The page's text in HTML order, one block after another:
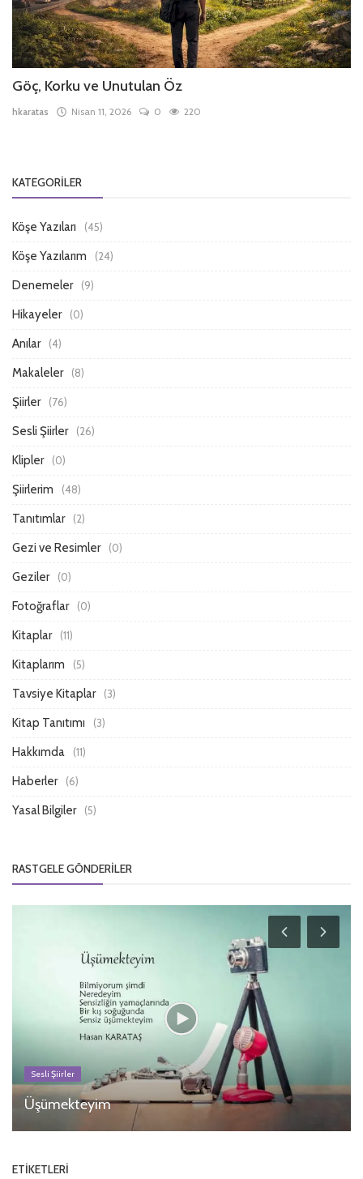
Göç, Korku ve Unutulan Öz
hkaratas Nisan 11, 2026 0 220
KATEGORILER
Köşe Yazıları (45)
Köşe Yazılarım (24)
Denemeler (9)
Hikayeler (0)
Anılar (4)
Makaleler (8)
Şiirler (76)
Sesli Şiirler (26)
Klipler (0)
Şiirlerim (48)
Tanıtımlar (2)
Gezi ve Resimler (0)
Geziler (0)
Fotoğraflar (0)
Kitaplar (11)
Kitaplarım (5)
Tavsiye Kitaplar (3)
Kitap Tanıtımı (3)
Hakkımda (11)
Haberler (6)
Yasal Bilgiler (5)
RASTGELE GÖNDERILER
Sesli Şiirler
Üşümekteyim
ETIKETLERI